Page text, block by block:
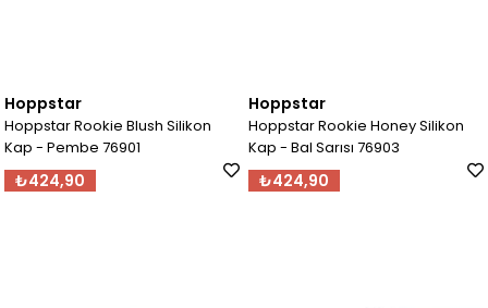
Hoppstar
Hoppstar Rookie Blush Silikon
Kap - Pembe 76901
₺424,90
Hoppstar
Hoppstar Rookie Honey Silikon
Kap - Bal Sarısı 76903
₺424,90